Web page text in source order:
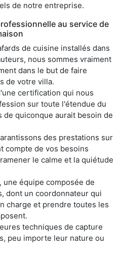
de notre entreprise.
au service de
de cuisine installés dans
nous sommes vraiment
dans le but de faire
de votre villa.
certification qui nous
sur toute l'étendue du
quiconque aurait besoin de
des prestations sur
compte de vos besoins
le calme et la quiétude
équipe composée de
dont un coordonnateur qui
charge et prendre toutes les
techniques de capture
peu importe leur nature ou